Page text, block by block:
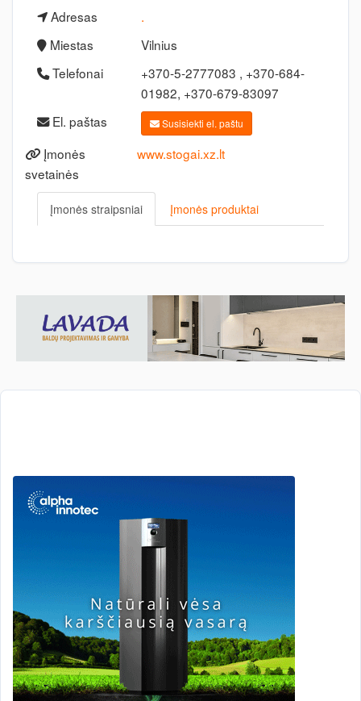
Adresas
.
Miestas
Vilnius
Telefonai
+370-5-2777083 , +370-684-
01982, +370-679-83097
El. paštas
Susisiekti el. paštu
Įmonės
svetainės
www.stogai.xz.lt
Įmonės straipsniai Įmonės produktai